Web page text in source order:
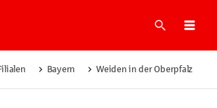
Suche
Bayern Weiden in der Oberpfalz